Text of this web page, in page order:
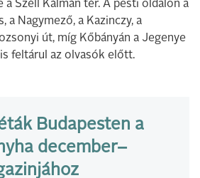
a Széll Kálmán tér. A pesti oldalon a
a Nagymező, a Kazinczy, a
út, míg Kőbányán a Jegenye
feltárul az olvasók előtt.
Budapesten a
december–